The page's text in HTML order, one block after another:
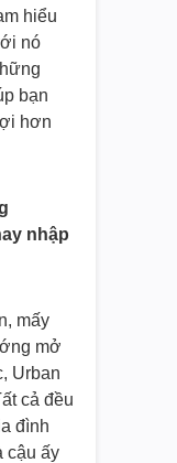
hiểu
nó
bạn
hơn
nhập
mấy
mở
Urban
cả đều
đình
cậu ấy